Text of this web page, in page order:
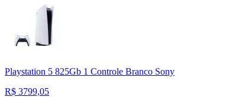
Playstation 5 825Gb 1 Controle Branco Sony
R$ 3799,05